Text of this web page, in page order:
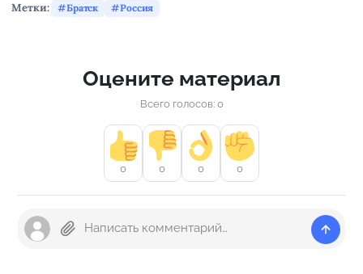
Метки: Братск Россия
Оцените материал
Всего голосов: 0
0 0 0 0